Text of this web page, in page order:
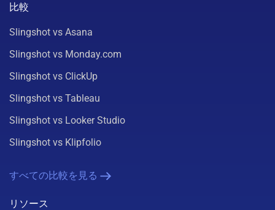
比較
Slingshot vs Asana
Slingshot vs Monday.com
Slingshot vs ClickUp
Slingshot vs Tableau
Slingshot vs Looker Studio
Slingshot vs Klipfolio
すべての比較を見る
リソース